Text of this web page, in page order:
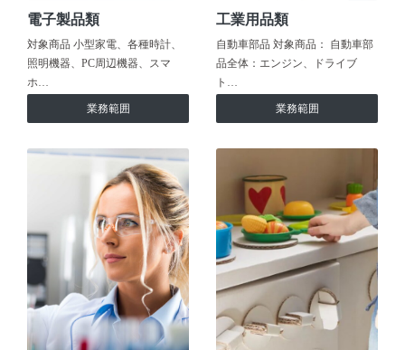
電子製品類
対象商品 小型家電、各種時計、
照明機器、PC周辺機器、スマ
ホ…
業務範囲
工業用品類
自動車部品 対象商品： 自動車部
品全体：エンジン、ドライブ
ト…
業務範囲